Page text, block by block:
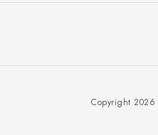
Copyright 2026